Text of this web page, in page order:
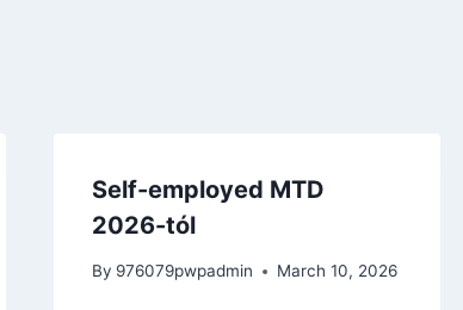
Self-employed MTD
2026-tól
By 976079pwpadmin March 10, 2026